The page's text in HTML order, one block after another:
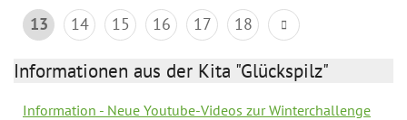
13
14 15 16 17 18
Informationen aus der Kita "Glückspilz"
Information - Neue Youtube-Videos zur Winterchallenge